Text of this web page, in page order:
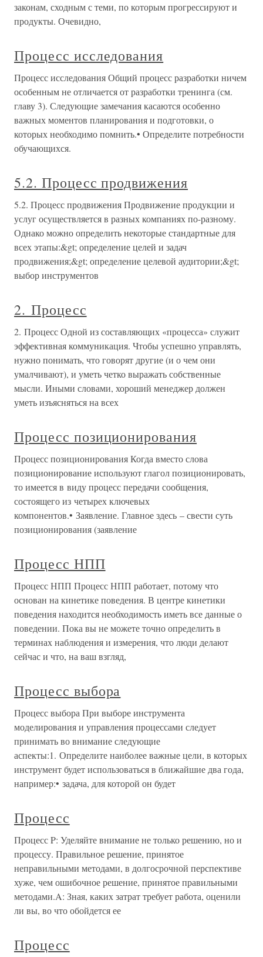
законам, сходным с теми, по которым прогрессируют и
продукты. Очевидно,
Процесс исследования
Процесс исследования Общий процесс разработки ничем
особенным не отличается от разработки тренинга (см.
главу 3). Следующие замечания касаются особенно
важных моментов планирования и подготовки, о
которых необходимо помнить.• Определите потребности
обучающихся.
5.2. Процесс продвижения
5.2. Процесс продвижения Продвижение продукции и
услуг осуществляется в разных компаниях по-разному.
Однако можно определить некоторые стандартные для
всех этапы:&gt; определение целей и задач
продвижения;&gt; определение целевой аудитории;&gt;
выбор инструментов
2. Процесс
2. Процесс Одной из составляющих «процесса» служит
эффективная коммуникация. Чтобы успешно управлять,
нужно понимать, что говорят другие (и о чем они
умалчивают), и уметь четко выражать собственные
мысли. Иными словами, хороший менеджер должен
уметь изъясняться на всех
Процесс позиционирования
Процесс позиционирования Когда вместо слова
позиционирование используют глагол позиционировать,
то имеется в виду процесс передачи сообщения,
состоящего из четырех ключевых
компонентов.• Заявление. Главное здесь – свести суть
позиционирования (заявление
Процесс НПП
Процесс НПП Процесс НПП работает, потому что
основан на кинетике поведения. В центре кинетики
поведения находится необходимость иметь все данные о
поведении. Пока вы не можете точно определить в
терминах наблюдения и измерения, что люди делают
сейчас и что, на ваш взгляд,
Процесс выбора
Процесс выбора При выборе инструмента
моделирования и управления процессами следует
принимать во внимание следующие
аспекты:1. Определите наиболее важные цели, в которых
инструмент будет использоваться в ближайшие два года,
например:• задача, для которой он будет
Процесс
Процесс P: Уделяйте внимание не только решению, но и
процессу. Правильное решение, принятое
неправильными методами, в долгосрочной перспективе
хуже, чем ошибочное решение, принятое правильными
методами.A: Зная, каких затрат требует работа, оценили
ли вы, во что обойдется ее
Процесс